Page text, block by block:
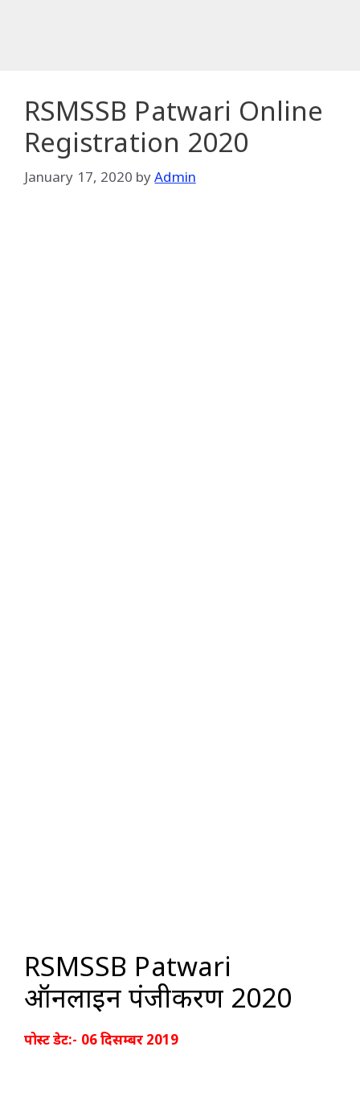
RSMSSB Patwari Online
Registration 2020
January 17, 2020 byAdmin
RSMSSB Patwari
ऑनलाइन पंजीकरण 2020
पोस्ट डेट:- 06 दिसम्बर 2019